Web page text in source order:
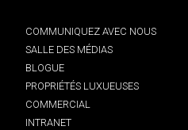
COMMUNIQUEZ AVEC NOUS
SALLE DES MÉDIAS
BLOGUE
PROPRIÉTÉS LUXUEUSES
COMMERCIAL
INTRANET